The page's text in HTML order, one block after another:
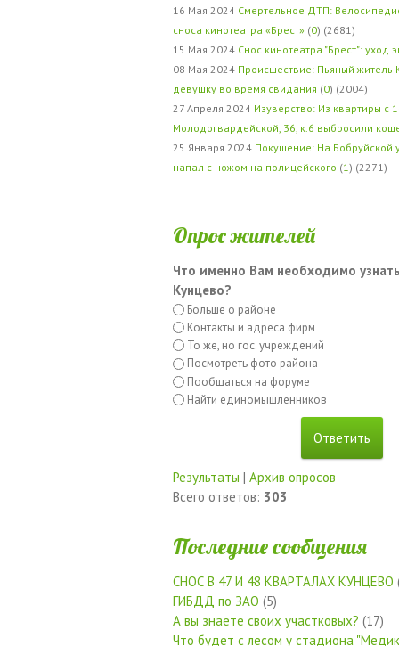
16 Мая 2024 Смертельное ДТП:
сноса кинотеатра «Брест» (0) (2681)
15 Мая 2024 Снос кинотеатра "Брест": уход
08 Мая 2024 Происшествие: Пьяный житель
девушку во время свидания (0) (2004)
27 Апреля 2024 Изуверство: Из квартиры с
Молодогвардейской, 36, к.6 выбросили
25 Января 2024 Покушение: На Бобруйской
напал с ножом на полицейского (1 ) (2271)
Опрос жителей
Что именно Вам необходимо
Кунцево?
Больше о районе
Контакты и адреса фирм
То же, но гос. учреждений
Посмотреть фото района
Пообщаться на форуме
Найти единомышленников
Результаты | Архив опросов
Всего ответов: 303
Последние сообщения
СНОС В 47 И 48 КВАРТАЛАХ КУНЦЕВО
ГИБДД по ЗАО (5)
А вы знаете своих участковых? (17)
Что будет с лесом у стадиона